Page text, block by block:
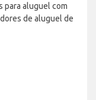
para aluguel com
de aluguel de